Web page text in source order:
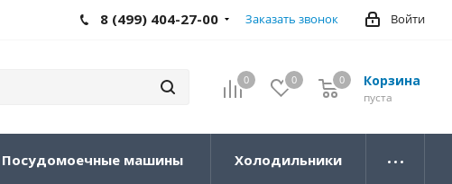
Войти
8 (499) 404-27-00 Заказать звонок
0 0 Корзина
0
пуста
0
Посудомоечные машины Холодильники